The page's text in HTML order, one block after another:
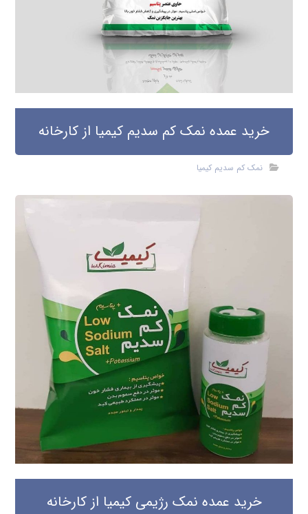
خرید عمده نمک کم سدیم کیمیا از کارخانه
نمک کم سدیم کیمیا
خرید عمده نمک رژیمی کیمیا از کارخانه